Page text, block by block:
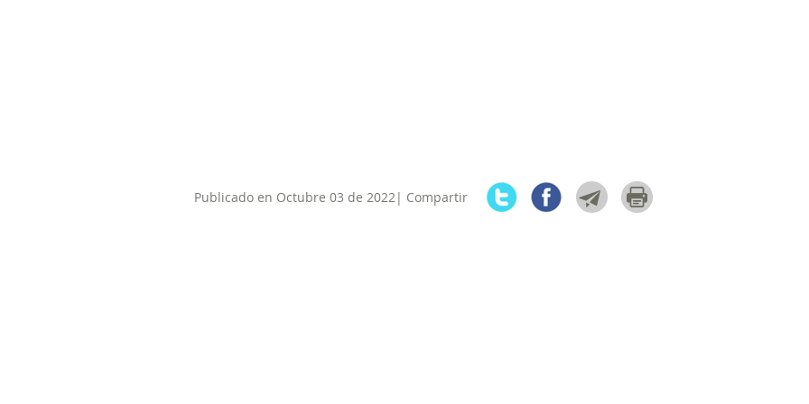
Publicado en Octubre 03 de 2022| Compartir